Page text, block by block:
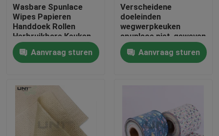
Producten
Wasbare Spunlace
Wipes Papieren
Handdoek Rollen
Herbruikbare Keuken
Reinigingsdoeken
130gmAanvraag sturen
Verscheidene
doeleinden
wegwerpkeuken
spunlace niet-geweven
stof printpatroon
papieren handdoek
Aanvraag sturen